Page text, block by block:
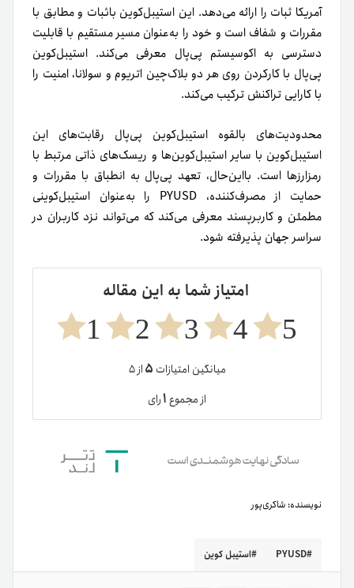
آمریکا ثبات را ارائه می‌دهد. این استیبل‌کوین باثبات و مطابق با
مقررات و شفاف است و خود را به‌عنوان مسیر مستقیم با قابلیت
دسترسی به اکوسیستم پی‌پال معرفی می‌کند. استیبل‌کوین
پی‌پال با کارکردن روی هر دو بلاک‌چین اتریوم و سولانا، امنیت را
با کارایی تراکنش ترکیب می‌کند.
محدودیت‌های بالقوه استیبل‌کوین پی‌پال رقابت‌های این
استیبل‌کوین با سایر استیبل‌کوین‌ها و ریسک‌های ذاتی مرتبط با
رمزارزها است. بااین‌حال، تعهد پی‌پال به انطباق با مقررات و
حمایت از مصرف‌کننده، PYUSD را به‌عنوان استیبل‌کوینی
مطمئن و کاربرپسند معرفی می‌کند که می‌تواند نزد کاربران در
سراسر جهان پذیرفته شود.
امتیاز شما به این مقاله
5
4
3
2
1
میانگین امتیازات ۵از ۵
از مجموع۱رای
نویسنده: شاکری‌پور
PYUSD استیبل کوین